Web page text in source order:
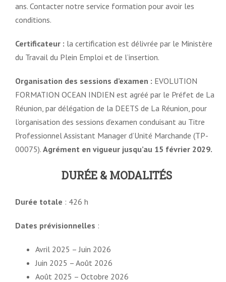
ans. Contacter notre service formation pour avoir les
conditions.
Certificateur : la certification est délivrée par le Ministère
du Travail du Plein Emploi et de l’insertion.
Organisation des sessions d’examen : EVOLUTION
FORMATION OCEAN INDIEN est agréé par le Préfet de La
Réunion, par délégation de la DEETS de La Réunion, pour
l’organisation des sessions d’examen conduisant au Titre
Professionnel Assistant Manager d’Unité Marchande (TP-
00075). Agrément en vigueur jusqu’au 15 février 2029.
DURÉE & MODALITÉS
Durée totale : 426 h
Dates prévisionnelles :
Avril 2025 – Juin 2026
Juin 2025 – Août 2026
Août 2025 – Octobre 2026